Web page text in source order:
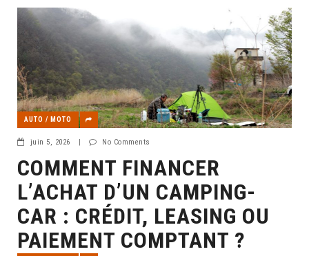
AUTO / MOTO
juin 5, 2026 | No Comments
COMMENT FINANCER
L’ACHAT D’UN CAMPING-
CAR : CRÉDIT, LEASING OU
PAIEMENT COMPTANT ?